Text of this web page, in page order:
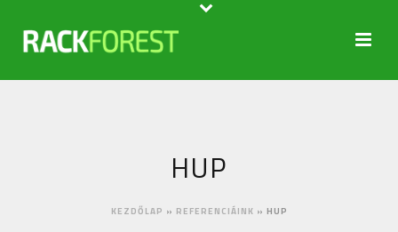
HUP
KEZDŐLAP » REFERENCIÁINK » HUP